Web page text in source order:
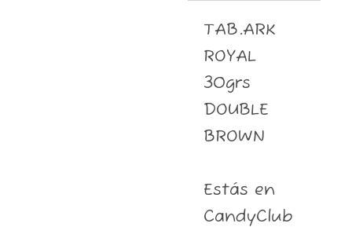
TAB.ARK
ROYAL
30grs
DOUBLE
BROWN
Estás en
CandyClub